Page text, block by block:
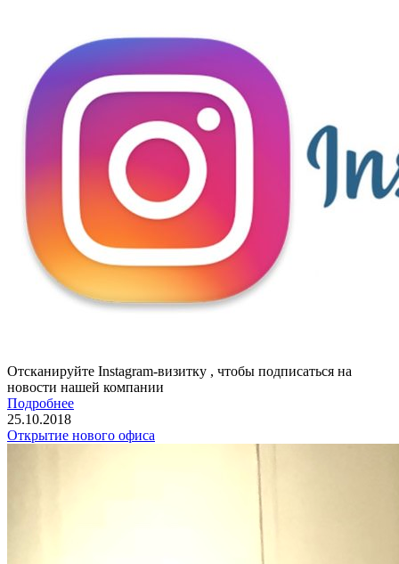
Отсканируйте Instagram-визитку , чтобы подписаться на
новости нашей компании
Подробнее
25.10.2018
Открытие нового офиса